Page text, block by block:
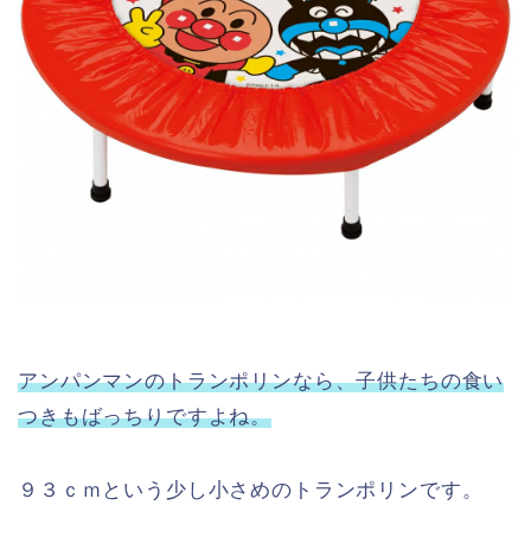
アンパンマンのトランポリンなら、子供たちの食い
つきもばっちりですよね。
９３ｃｍという少し小さめのトランポリンです。